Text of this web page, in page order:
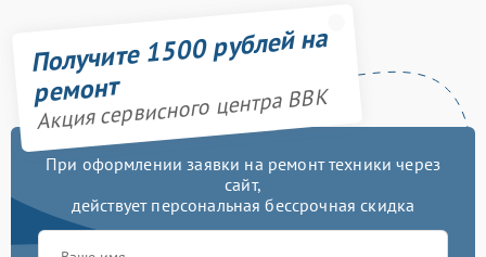
Получите 1500 рублей на
ремонт
Акция сервисного центра BBK
При оформлении заявки на ремонт техники через
сайт,
действует персональная бессрочная скидка